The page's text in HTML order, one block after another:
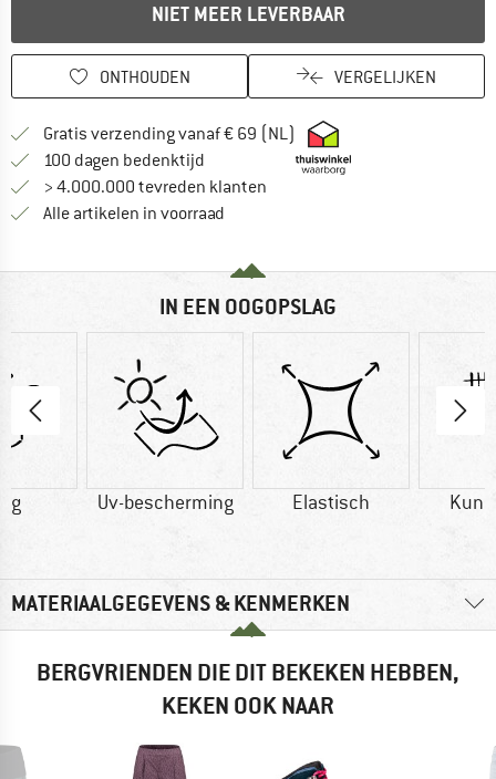
NIET MEER LEVERBAAR
ONTHOUDEN VERGELIJKEN
Gratis verzending vanaf € 69 (NL) Vind hier de
100 dagen bedenktijd Vind de betalingsinformatie hier!
> 4.000.000 tevreden klanten
Alle artikelen in voorraad
IN EEN OOGOPSLAG
g Uv-bescherming Elastisch
MATERIAALGEGEVENS & KENMERKEN
BERGVRIENDEN DIE DIT BEKEKEN HEBBEN,
KEKEN OOK NAAR